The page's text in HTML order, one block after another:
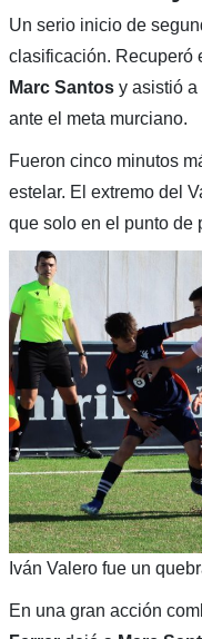
Un serio inicio de
clasificación. Recuperó
Marc Santosy asistió a
ante el meta murciano.
Fueron cinco minutos
estelar. El extremo del
que solo en el punto de
Iván Valero fue un
En una gran acción